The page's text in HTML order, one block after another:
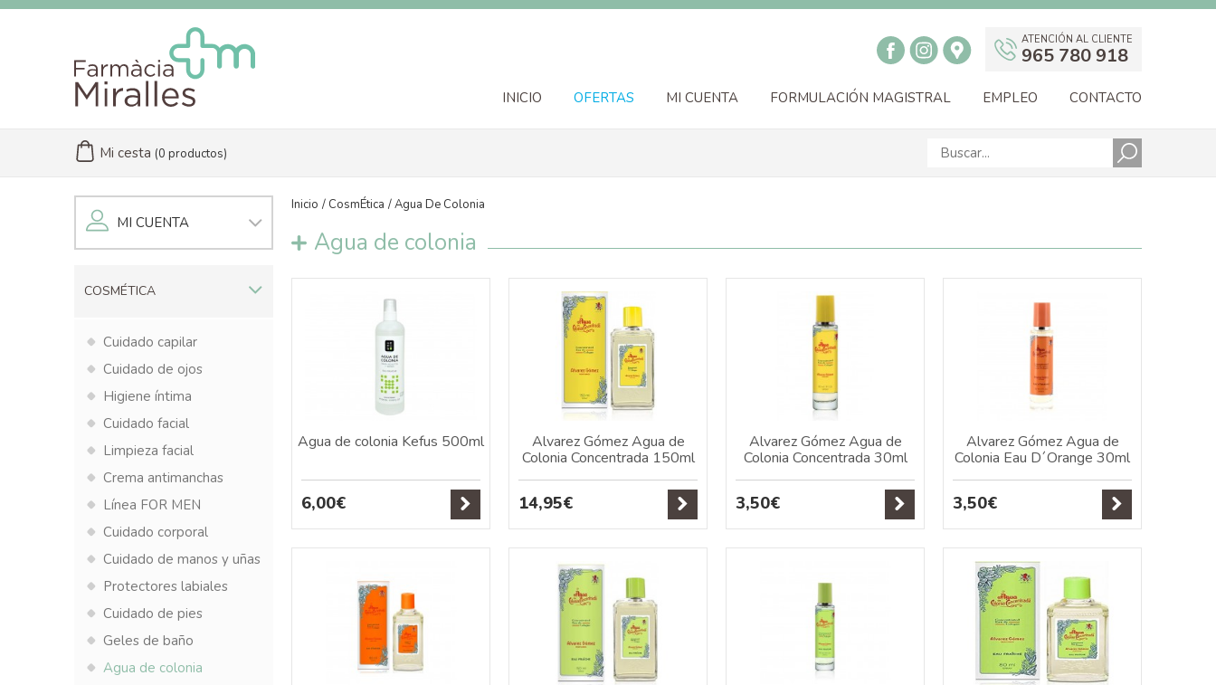
ATENCIÓN AL CLIENTE
965 780 918
INICIO OFERTAS MI CUENTA FORMULACIÓN MAGISTRAL EMPLEO CONTACTO
Mi cesta (0 productos)
MI CUENTA
COSMÉTICA
Cuidado capilar
Cuidado de ojos
Higiene íntima
Cuidado facial
Limpieza facial
Crema antimanchas
Línea FOR MEN
Cuidado corporal
Cuidado de manos y uñas
Protectores labiales
Cuidado de pies
Geles de baño
Agua de colonia
Inicio CosmÉtica Agua De Colonia
Agua de colonia
Agua de colonia Kefus 500ml
6,00€
Alvarez Gómez Agua de
Colonia Concentrada 150ml
14,95€
Alvarez Gómez Agua de
Colonia Concentrada 30ml
3,50€
Alvarez Gómez Agua de
Colonia Eau D´Orange 30ml
3,50€